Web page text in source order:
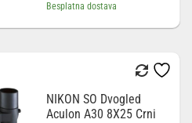
Besplatna dostava
NIKON SO Dvogled
Aculon A30 8X25 Crni